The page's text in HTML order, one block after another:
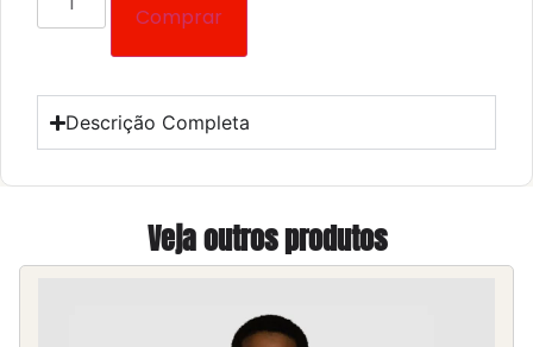
Comprar
Descrição Completa
Veja outros produtos